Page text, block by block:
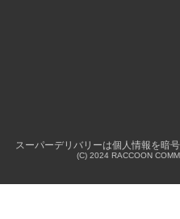
スーパーデリバリーは個人情報を暗
(C) 2024 RACCOON